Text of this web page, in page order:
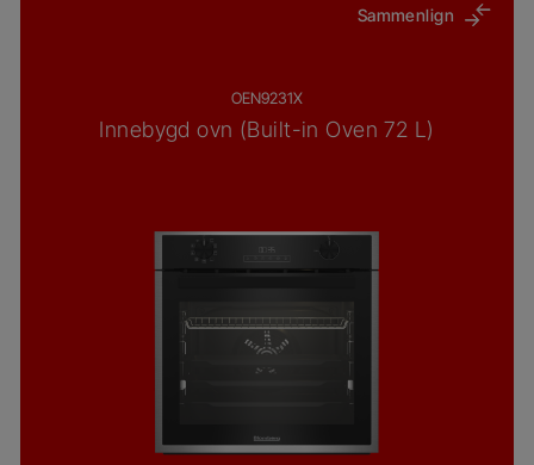
Sammenlign
OEN9231X
Innebygd ovn (Built-in Oven 72 L)